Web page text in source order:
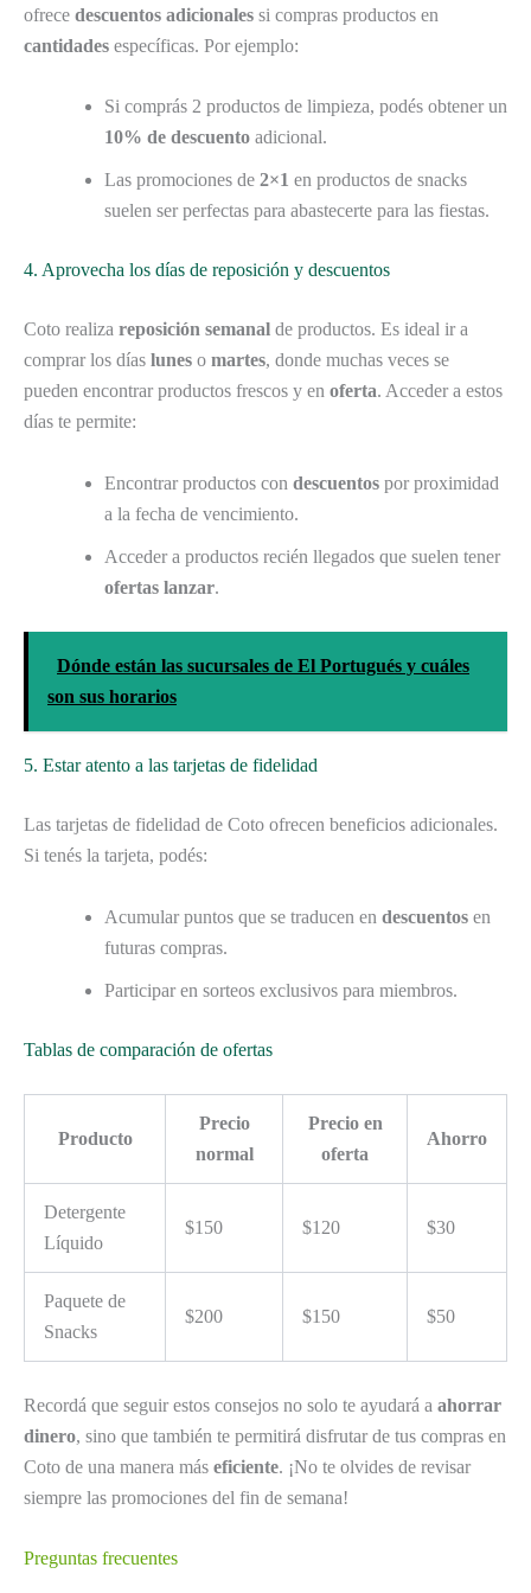
ofrece descuentos adicionales si compras productos en
cantidades específicas. Por ejemplo:
Si comprás 2 productos de limpieza, podés obtener un
10% de descuento adicional.
Las promociones de 2×1 en productos de snacks
suelen ser perfectas para abastecerte para las fiestas.
4. Aprovecha los días de reposición y descuentos
Coto realiza reposición semanal de productos. Es ideal ir a
comprar los días lunes o martes, donde muchas veces se
pueden encontrar productos frescos y en oferta. Acceder a estos
días te permite:
Encontrar productos con descuentos por proximidad
a la fecha de vencimiento.
Acceder a productos recién llegados que suelen tener
ofertas lanzar.
Dónde están las sucursales de El Portugués y cuáles
son sus horarios
5. Estar atento a las tarjetas de fidelidad
Las tarjetas de fidelidad de Coto ofrecen beneficios adicionales.
Si tenés la tarjeta, podés:
Acumular puntos que se traducen en descuentos en
futuras compras.
Participar en sorteos exclusivos para miembros.
Tablas de comparación de ofertas
Producto
Precio
normal
Precio en
oferta
Ahorro
Detergente
Líquido
$150 $120 $30
Paquete de
Snacks
$200 $150 $50
Recordá que seguir estos consejos no solo te ayudará a ahorrar
dinero, sino que también te permitirá disfrutar de tus compras en
Coto de una manera más eficiente. ¡No te olvides de revisar
siempre las promociones del fin de semana!
Preguntas frecuentes